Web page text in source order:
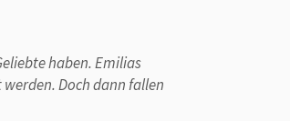
haben. Emilias
Doch dann fallen